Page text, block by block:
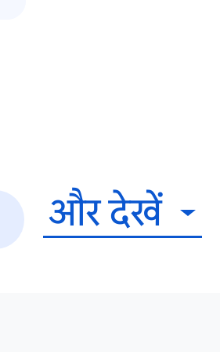
और देखें